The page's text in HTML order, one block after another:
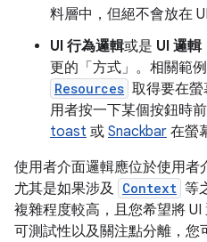
料層中，但絕不會放在 UI
UI 行為邏輯或是 UI 邏輯
更的「方式」 。相關範
Resources 取得要在
用者按一下某個按鈕時
toast 或 Snackbar 在螢
使用者介面邏輯應位於使用者
尤其是如果涉及 Context 等
複雜程度較高，且您希望將
可測試性以及關注點分離，